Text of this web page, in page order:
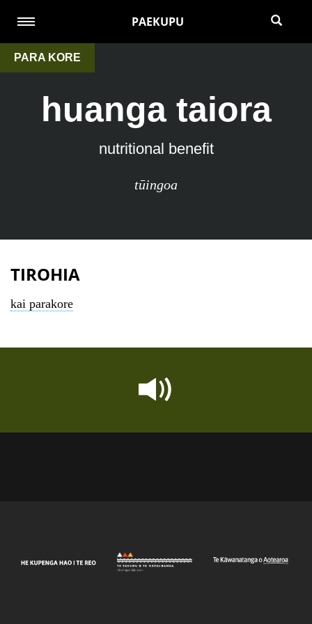
PAEKUPU
PARA KORE
huanga taiora
nutritional benefit
tūingoa
TIROHIA
kai parakore